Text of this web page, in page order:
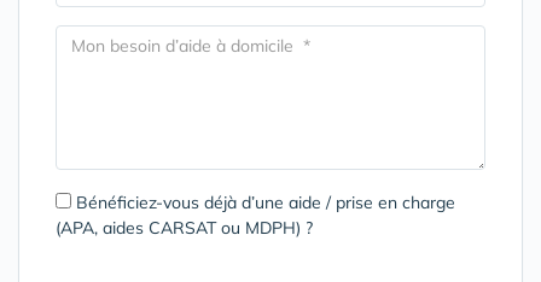
Bénéficiez-vous déjà d’une aide / prise en charge
(APA, aides CARSAT ou MDPH) ?